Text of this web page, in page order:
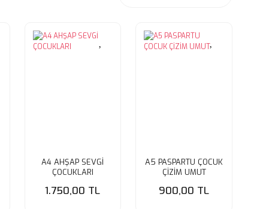
A4 AHŞAP SEVGİ
ÇOCUKLARI
1.750,00 TL
A5 PASPARTU ÇOCUK
ÇİZİM UMUT
900,00 TL